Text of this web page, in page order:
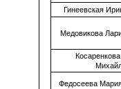
Гинеевская
Медовикова
Федосеева